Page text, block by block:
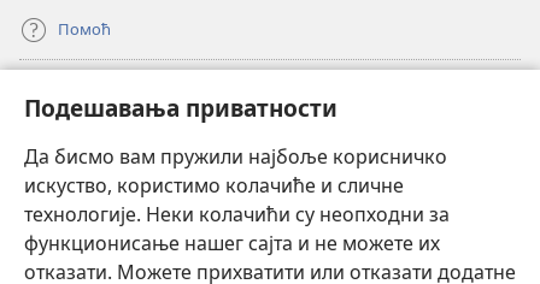
Подешавања приватности
Да бисмо вам пружили најбоље корисничко
искуство, користимо колачиће и сличне
технологије. Неки колачићи су неопходни за
функционисање нашег сајта и не можете их
отказати. Можете прихватити или отказати додатне
Помоћ
(отвара
нови
прозор)ОНЛАЈН БИБЛИОТЕКА Watchtower
(отвара
нови
прозор)JW Hub®
(отвара
нови
прозор)JW Library